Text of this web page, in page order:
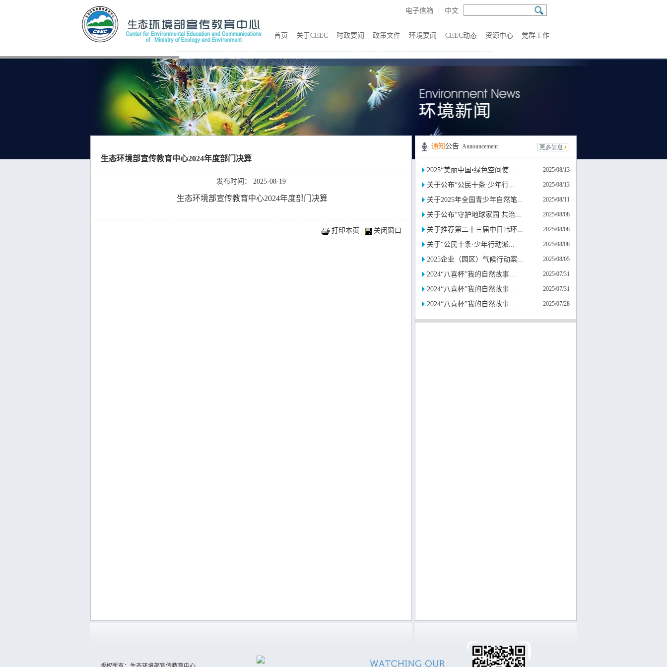
电子信箱 中文
首页 关于CEEC 时政要闻 政策文件 环境要闻 CEEC动态 资源中心 党群工作
生态环境部宣传教育中心2024年度部门决算
发布时间： 2025-08-19
生态环境部宣传教育中心2024年度部门决算
打印本页 关闭窗口
通知 公告 Announcement
2025/08/13
2025“美丽中国•绿色空间使...
2025/08/13
关于公布“公民十条·少年行...
2025/08/11
关于2025年全国青少年自然笔...
2025/08/08
关于公布“守护地球家园 共治...
2025/08/08
关于推荐第二十三届中日韩环...
2025/08/08
关于“公民十条·少年行动派...
2025/08/05
2025企业（园区）气候行动案...
2025/07/31
2024“八喜杯”我的自然故事...
2025/07/31
2024“八喜杯”我的自然故事...
2025/07/28
2024“八喜杯”我的自然故事...